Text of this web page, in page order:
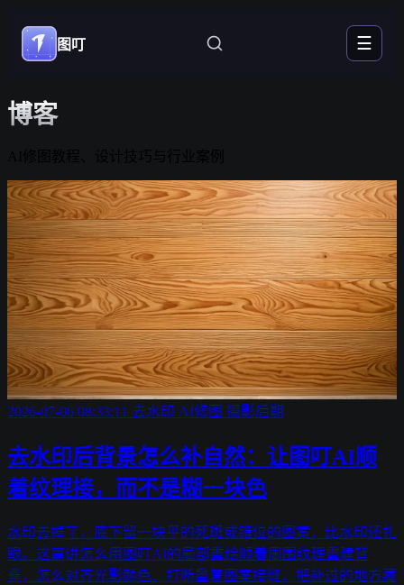
图叮 ☰
博客
2026-07-06 08:33:11 去水印 AI修图 摄影后期
去水印后背景怎么补自然：让图叮AI顺
着纹理接，而不是糊一块色
水印去掉了，底下留一块平的死斑或错位的图案，比水印还扎
眼。这篇讲怎么用图叮AI的局部重绘顺着周围纹理重建背
景，怎么对齐光影颜色、打断重复图案接缝，把补过的地方藏